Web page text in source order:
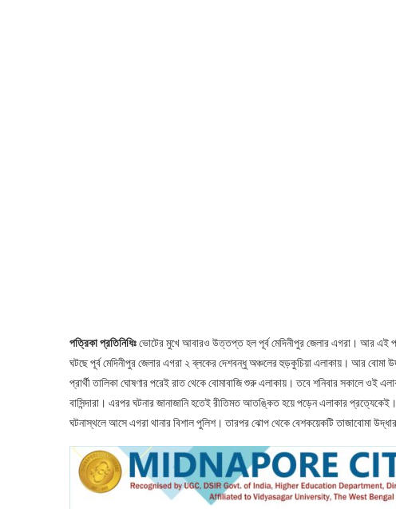
পত্রিকা প্রতিনিধিঃভোটের মুখে আবারও উত্তপ্ত হল পূর্ব মেদিনীপুর জেলার এগরা। আর এই
ঘটছে পূর্ব মেদিনীপুর জেলার এগরা ২ ব্লকের দেশবন্ধু অঞ্চলের হুড়কুচিয়া এলাকায়। আর বোমা
প্রার্থী তালিকা ঘোষণার পরেই রাত থেকে বোমাবাজি শুরু এলাকায়। তবে শনিবার সকালে ওই
বাসিন্দারা। এরপর ঘটনার জানাজানি হতেই রীতিমত আতঙ্কিত হয়ে পড়েন এলাকার প্রত্যেকেই।
ঘটনাস্থলে আসে এগরা থানার বিশাল পুলিশ। তারপর ঝোপ থেকে বেশকয়েকটি তাজাবোমা